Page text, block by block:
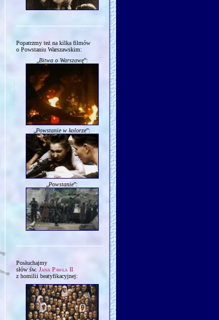
Popatrzmy też na kilka filmów
o Powstaniu Warszawskim:
Bitwa o Warszawę”:
„Powstanie w kolorze”:
Powstanie”:
Posłuchajmy
słów św. Jana Pawła II
z homilii beatyfikacyjnej: